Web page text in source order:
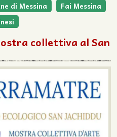
di Messina
Fai Messina
collettiva al San